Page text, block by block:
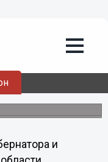
в
области
зимних каникул
и